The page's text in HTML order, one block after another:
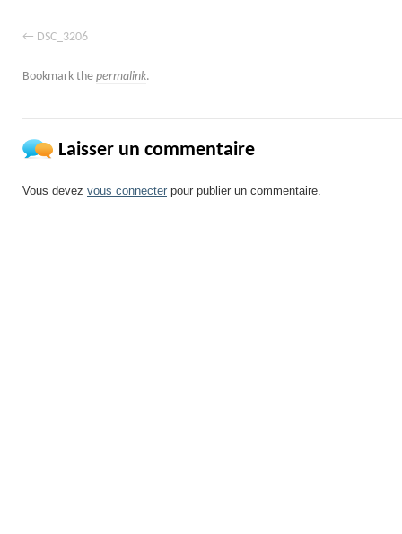
DSC_3206
Bookmark the permalink.
Laisser un commentaire
Vous devez vous connecter pour publier un commentaire.